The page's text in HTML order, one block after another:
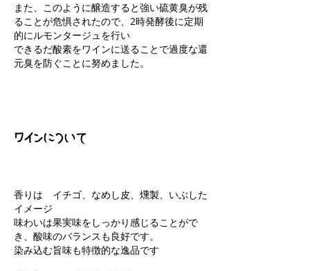
また、このように醸造すると強い硫黄臭が残
ることが危惧されたので、2時発酵後に定期
的にルモンタージュを行い
できるだ酸素をワインに送ることで過度な還
元臭を防ぐことに努めました。
ワインについて
香りは イチゴ、なめし皮、燻製、いぶした
イメージ
味わいは果実味をしっかり感じることがで
き、酸味のバランスも良好です。
​染み込む旨味も特徴的な逸品です